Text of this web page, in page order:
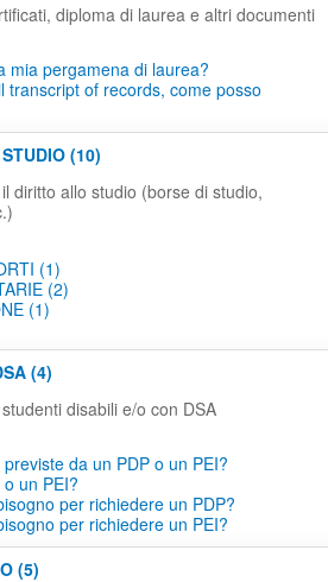
diploma di laurea e altri documenti
mia pergamena di laurea?
transcript of records, come posso
(10)
diritto allo studio (borse di studio,
(1)
(2)
(1)
(4)
disabili e/o con DSA
da un PDP o un PEI?
un PEI?
per richiedere un PDP?
per richiedere un PEI?
(5)